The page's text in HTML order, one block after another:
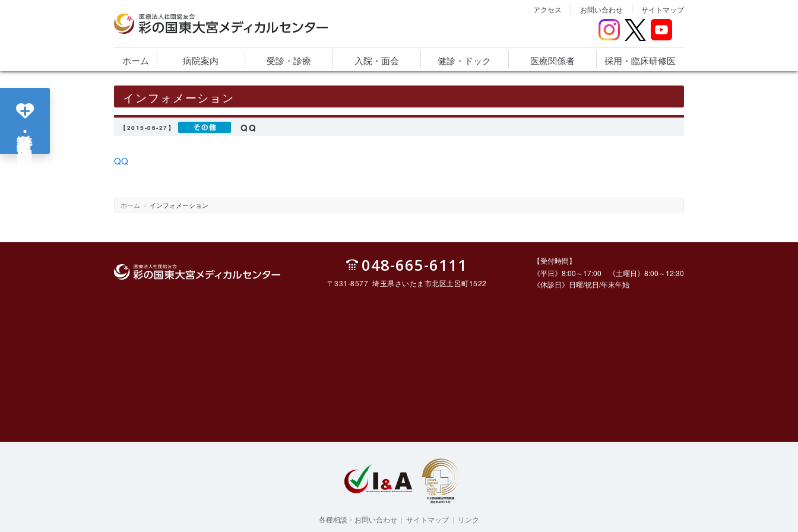
アクセス お問い合わせ サイトマップ
各診療科･部門紹介
ホーム 病院案内 受診・診療 入院・面会 健診・ドック 医療関係者 採用・臨床研修医
インフォメーション
【2015-06-27】 QQ
QQ
ホーム » インフォメーション
048-665-6111
〒331-8577 埼玉県さいたま市北区土呂町1522
【受付時間】
《平日》8:00～17:00 《土曜日》8:00～12:30
《休診日》日曜/祝日/年末年始
各種相談・お問い合わせ | サイトマップ| リンク